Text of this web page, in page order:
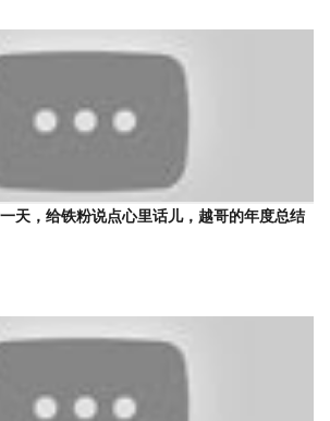
天，给铁粉说点心里话儿，越哥的年度总结